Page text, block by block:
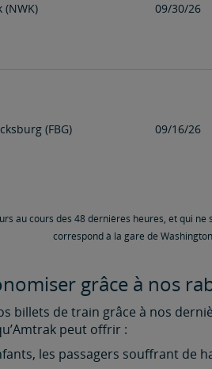
(NWK) 09/30/26
(FBG) 09/16/26
au cours des 48 dernières heures, et qui
correspond à la gare de
grâce à nos
billets de train grâce à nos
peut offrir :
les passagers souffrant de